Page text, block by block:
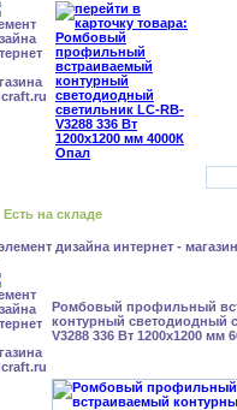
Есть на складе
Ромбовый профильный
контурный светодиодный
V3288 336 Вт 1200x1200 мм